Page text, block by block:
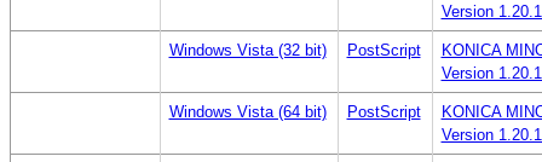
Version
Windows Vista (32 bit) PostScript
KONICA
Version
Windows Vista (64 bit) PostScript
KONICA
Version